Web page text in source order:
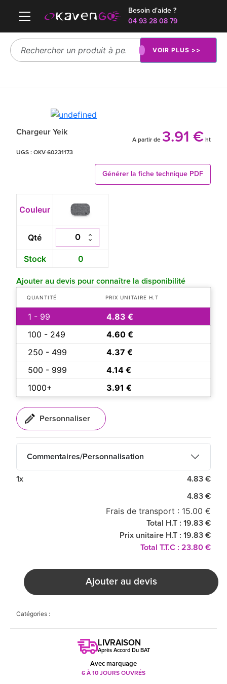
Besoin d'aide ?
04 93 28 08 79
VOIR PLUS >>
Chargeur Yeik
A partir de 3.91 € ht
UGS : OKV-60231173
Générer la fiche technique PDF
Couleur
Qté
Stock 0
Ajouter au devis pour connaître la disponibilité
QUANTITÉ PRIX UNITAIRE H.T
1 - 99
4.83 €
100 - 249
4.60 €
250 - 499
4.37 €
500 - 999
4.14 €
1000+
3.91 €
Commentaires/Personnalisation
1x 4.83 €
4.83 €
Frais de transport : 15.00 €
Total H.T : 19.83 €
Prix unitaire H.T : 19.83 €
Total T.T.C : 23.80 €
Ajouter au devis
Catégories :
LIVRAISON
Après Accord Du BAT
Avec marquage
6 À 10 JOURS OUVRÉS